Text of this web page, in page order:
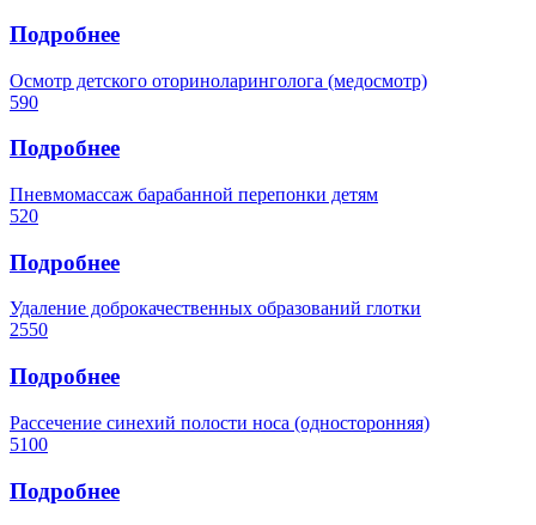
Подробнее
Осмотр детского оториноларинголога (медосмотр)
590
Подробнее
Пневмомассаж барабанной перепонки детям
520
Подробнее
Удаление доброкачественных образований глотки
2550
Подробнее
Рассечение синехий полости носа (односторонняя)
5100
Подробнее